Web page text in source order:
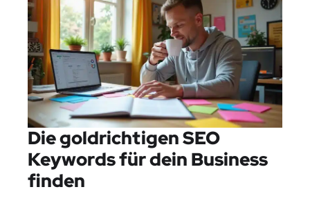
Die goldrichtigen SEO
Keywords für dein Business
finden